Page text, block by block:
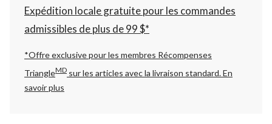
changer
Expédition locale gratuite pour les commandes
admissibles de plus de 99 $*
*Offre exclusive pour les membres Récompenses
TriangleMD sur les articles avec la livraison standard.En
savoir plus